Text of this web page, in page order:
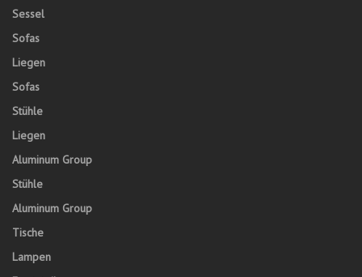
Sessel
Sofas
Liegen
Sofas
Stühle
Liegen
Aluminum Group
Stühle
Aluminum Group
Tische
Lampen